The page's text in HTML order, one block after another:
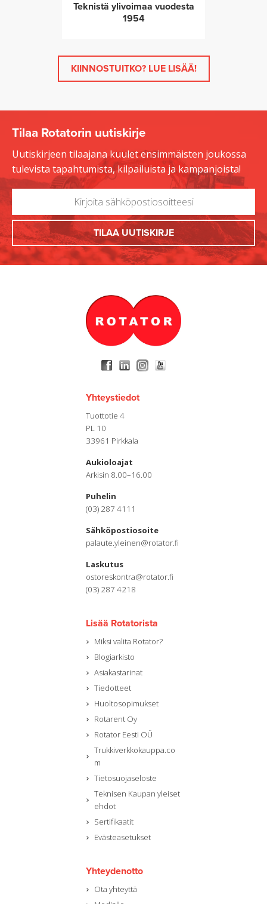
Teknistä ylivoimaa vuodesta
1954
KIINNOSTUITKO? LUE LISÄÄ!
Tilaa Rotatorin uutiskirje
Uutiskirjeen tilaajana kuulet ensimmäisten joukossa
tulevista tapahtumista, kilpailuista ja kampanjoista!
Yhteystiedot
Tuottotie 4
PL 10
33961 Pirkkala
Aukioloajat
Arkisin 8.00–16.00
Puhelin
(03) 287 4111
Sähköpostiosoite
palaute.yleinen@rotator.fi
Laskutus
ostoreskontra@rotator.fi
(03) 287 4218
Lisää Rotatorista
Miksi valita Rotator?
Blogiarkisto
Asiakastarinat
Tiedotteet
Huoltosopimukset
Rotarent Oy
Rotator Eesti OÜ
Trukkiverkkokauppa.co
m
Tietosuojaseloste
Teknisen Kaupan yleiset
ehdot
Sertifikaatit
Evästeasetukset
Yhteydenotto
Ota yhteyttä